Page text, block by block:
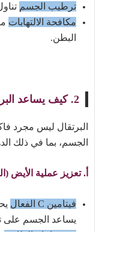
ترطيب الجسم
مكافحة الالتهابات
البطن.
2. كيف يساعد البرتقال في حرق الدهون؟
البرتقال ليس مجرد
الجسم، بما في ذلك
أ. تعزيز عملية الأيض
فيتامين C الفعال
يساعد الجسم على
تحفيز إنتاج الطاقة